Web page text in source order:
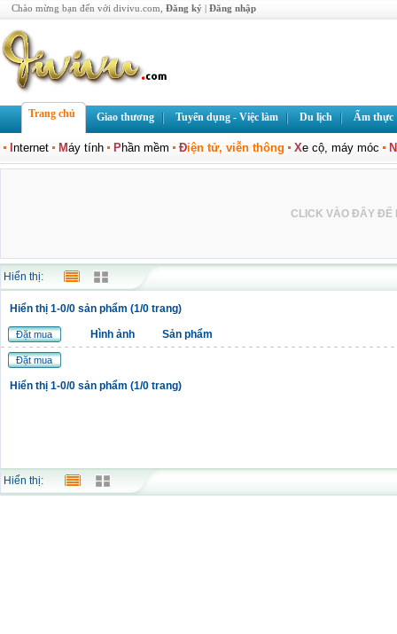
Chào mừng bạn đến với divivu.com, Đăng ký | Đăng nhập
Trang chủ Giao thương Tuyển dụng - Việc làm Du lịch Ẩm thực
nternet Máy tính Phần mềm Điện tử, viễn thông Xe cộ, máy móc N
CLICK VÀO ĐÂY ĐỂ
Hiển thị:
Hiển thị 1-0/0 sản phẩm (1/0 trang)
Đặt mua Hình ảnh Sản phẩm
Đặt mua
Hiển thị 1-0/0 sản phẩm (1/0 trang)
Hiển thị: